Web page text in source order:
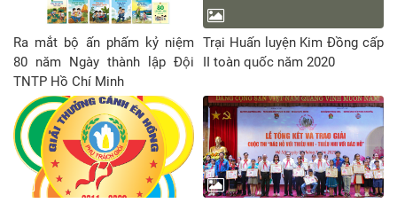
em tiếp cận, lan tỏa tin
nghĩa trong công tác đội.
Tên gọi Vui cùng TaNi nhí
gợi lên sự tò mò, muốn
tìm hiểu thế giới, xã hội,
văn hoá cùng nhân vật
TaNi nhí.
em ít ăn quà vặt
hơn, dành dụm số
bạn khó khăn hơn
mình. Ba mẹ cũng
rất vui khi em làm
điều đó”.
Không chỉ nuôi
Ra mắt bộ ấn phấm kỷ niệm
80 năm Ngày thành lập Đội
TNTP Hồ Chí Minh
Trại Huấn luyện Kim Đồng cấp
II toàn quốc năm 2020